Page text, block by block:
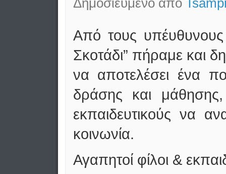
Δημοσιευμένο από
Από τους
Σκοτάδι” πήραμε και
να αποτελέσει ένα
δράσης και
εκπαιδευτικούς να
κοινωνία.
Αγαπητοί φίλοι &